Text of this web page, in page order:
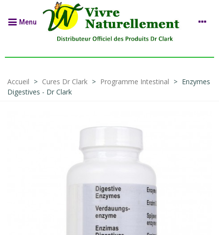
Menu
Accueil > Cures Dr Clark > Programme Intestinal > Enzymes
Digestives - Dr Clark